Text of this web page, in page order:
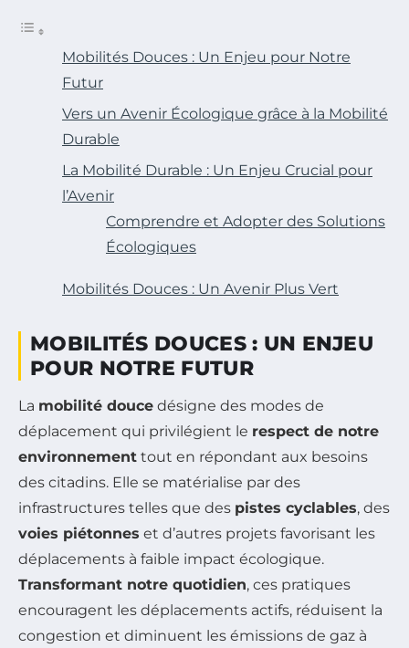
Mobilités Douces : Un Enjeu pour Notre
Futur
Vers un Avenir Écologique grâce à la Mobilité
Durable
La Mobilité Durable : Un Enjeu Crucial pour
l’Avenir
Comprendre et Adopter des Solutions
Écologiques
Mobilités Douces : Un Avenir Plus Vert
MOBILITÉS DOUCES : UN ENJEU
POUR NOTRE FUTUR
La mobilité douce désigne des modes de
déplacement qui privilégient le respect de notre
environnement tout en répondant aux besoins
des citadins. Elle se matérialise par des
infrastructures telles que des pistes cyclables, des
voies piétonnes et d’autres projets favorisant les
déplacements à faible impact écologique.
Transformant notre quotidien, ces pratiques
encouragent les déplacements actifs, réduisent la
congestion et diminuent les émissions de gaz à